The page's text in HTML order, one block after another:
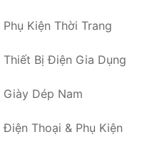
Phụ Kiện Thời Trang
Thiết Bị Điện Gia Dụng
Giày Dép Nam
Điện Thoại & Phụ Kiện